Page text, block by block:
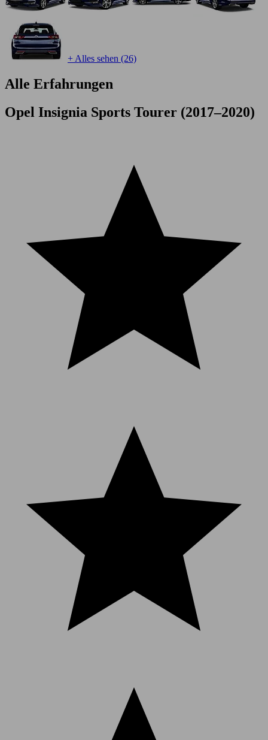
+ Alles sehen (26)
Alle Erfahrungen
Opel Insignia Sports Tourer (2017–2020)